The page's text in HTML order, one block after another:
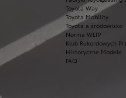
Toyota Way
Toyota Mobility
Toyota a środowisko
Norma WLTP
Klub Rekordowych
Historyczne Modele
FAQ